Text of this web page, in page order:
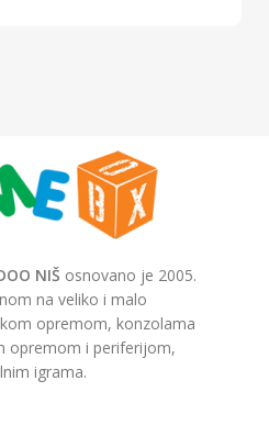
NIŠ osnovano je 2005.
na veliko i malo
opremom, konzolama
opremom i periferijom,
igrama.